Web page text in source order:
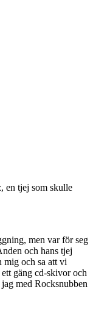
en tjej som skulle
men var för seg
och hans tjej
mig och sa att vi
gäng cd-skivor och
med Rocksnubben